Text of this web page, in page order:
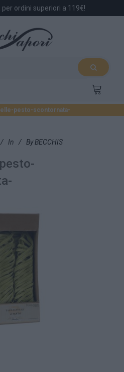
per ordini superiori a 119€!
pesto-scontornata-
In By BECCHIS